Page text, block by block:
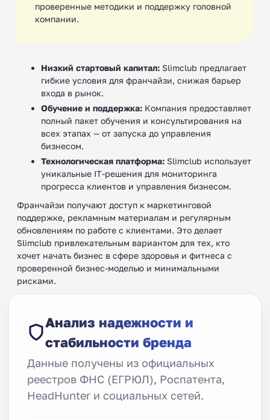
проверенные методики и поддержку головной
компании.
Низкий стартовый капитал: Slimclub предлагает
гибкие условия для франчайзи, снижая барьер
входа в рынок.
Обучение и поддержка: Компания предоставляет
полный пакет обучения и консультирования на
всех этапах — от запуска до управления
бизнесом.
Технологическая платформа: Slimclub использует
уникальные IT-решения для мониторинга
прогресса клиентов и управления бизнесом.
Франчайзи получают доступ к маркетинговой
поддержке, рекламным материалам и регулярным
обновлениям по работе с клиентами. Это делает
Slimclub привлекательным вариантом для тех, кто
хочет начать бизнес в сфере здоровья и фитнеса с
проверенной бизнес-моделью и минимальными
рисками.
Анализ надежности и
стабильности бренда
Данные получены из официальных
реестров ФНС (ЕГРЮЛ), Роспатента,
HeadHunter и социальных сетей.